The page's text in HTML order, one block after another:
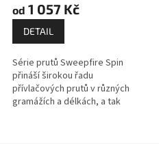
od 1 057 Kč
DETAIL
Série prutů Sweepfire Spin
přináší širokou řadu
přívlačových prutů v různých
gramážích a délkách, a tak